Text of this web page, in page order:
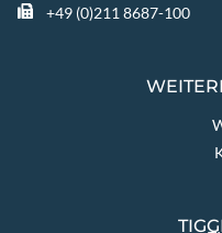
+49 (0)211 8687-100